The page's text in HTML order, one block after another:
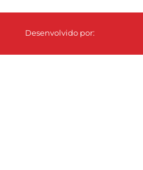
Desenvolvido por: